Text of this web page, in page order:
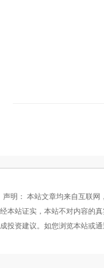
声明： 本站文章均来自互联网
经本站证实，本站不对内容的
成投资建议。如您浏览本站或